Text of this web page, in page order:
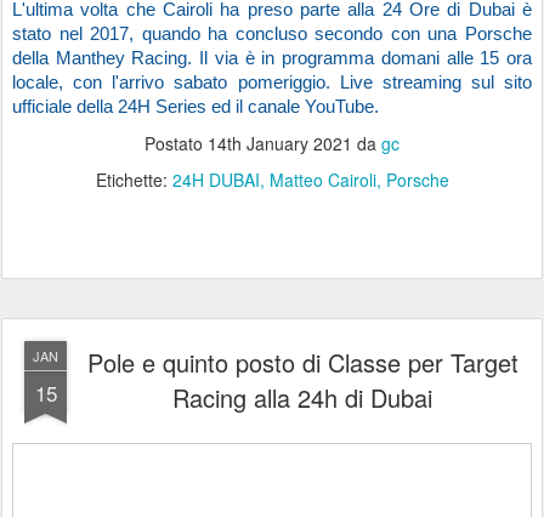
L'ultima volta che Cairoli ha preso parte alla 24 Ore di Dubai è
stato nel 2017, quando ha concluso secondo con una Porsche
della Manthey Racing. Il via è in programma domani alle 15 ora
locale, con l'arrivo sabato pomeriggio. Live streaming sul sito
ufficiale della 24H Series ed il canale YouTube.
Postato 14th January 2021 da gc
Etichette: 24H DUBAI Matteo Cairoli Porsche
JAN
15
Pole e quinto posto di Classe per Target
Racing alla 24h di Dubai